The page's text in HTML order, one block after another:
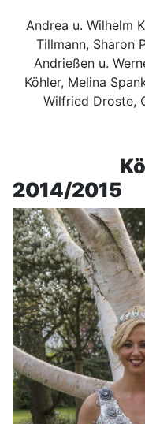
Andrea u. Wilhelm
Tillmann, Sharon
Andrießen u.
Köhler, Melina
Wilfried Droste,
2014/2015